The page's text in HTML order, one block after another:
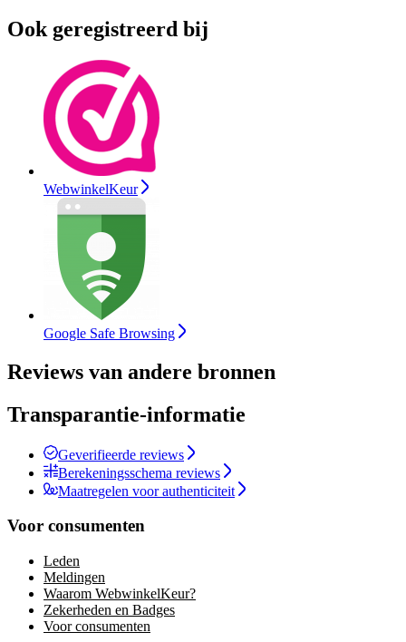
Ook geregistreerd bij
WebwinkelKeur
Google Safe Browsing
Reviews van andere bronnen
Transparantie-informatie
Geverifieerde reviews
Berekeningsschema reviews
Maatregelen voor authenticiteit
Voor consumenten
Leden
Meldingen
Waarom WebwinkelKeur?
Zekerheden en Badges
Voor consumenten